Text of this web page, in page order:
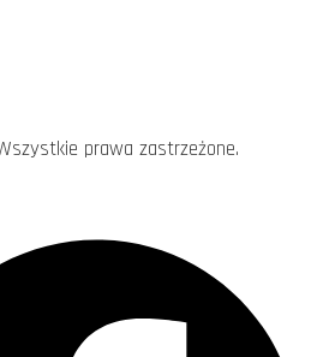
prawa zastrzeżone.